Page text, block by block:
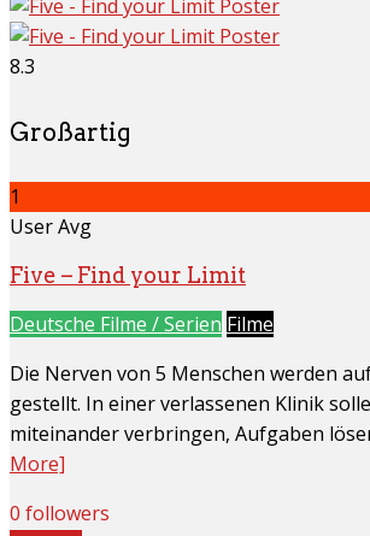
8.3
Großartig
1
User Avg
Five – Find your Limit
Deutsche Filme / Serien Filme
Die Nerven von 5 Menschen werden
gestellt. In einer verlassenen Klinik
miteinander verbringen, Aufgaben
More]
0 followers